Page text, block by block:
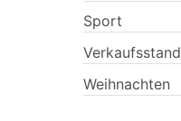
Sport
Verkaufsstand
Weihnachten